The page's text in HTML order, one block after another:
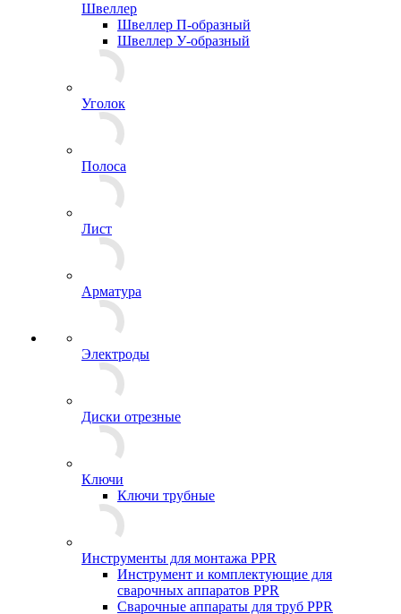
Швеллер
Швеллер П-образный
Швеллер У-образный
Уголок
Полоса
Лист
Арматура
Электроды
Диски отрезные
Ключи
Ключи трубные
Инструменты для монтажа PPR
Инструмент и комплектующие для
сварочных аппаратов PPR
Сварочные аппараты для труб PPR